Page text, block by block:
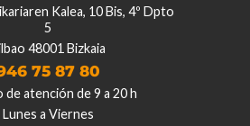
Kalea, 10 Bis, 4º Dpto
5
48001 Bizkaia
75 87 80
de atención de 9 a 20 h
Lunes a Viernes